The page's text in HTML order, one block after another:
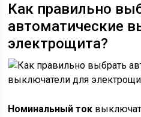
Как правильно
автоматические
электрощита?
Номинальный ток